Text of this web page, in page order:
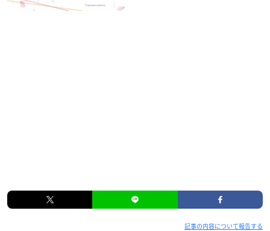
記事の内容について報告する